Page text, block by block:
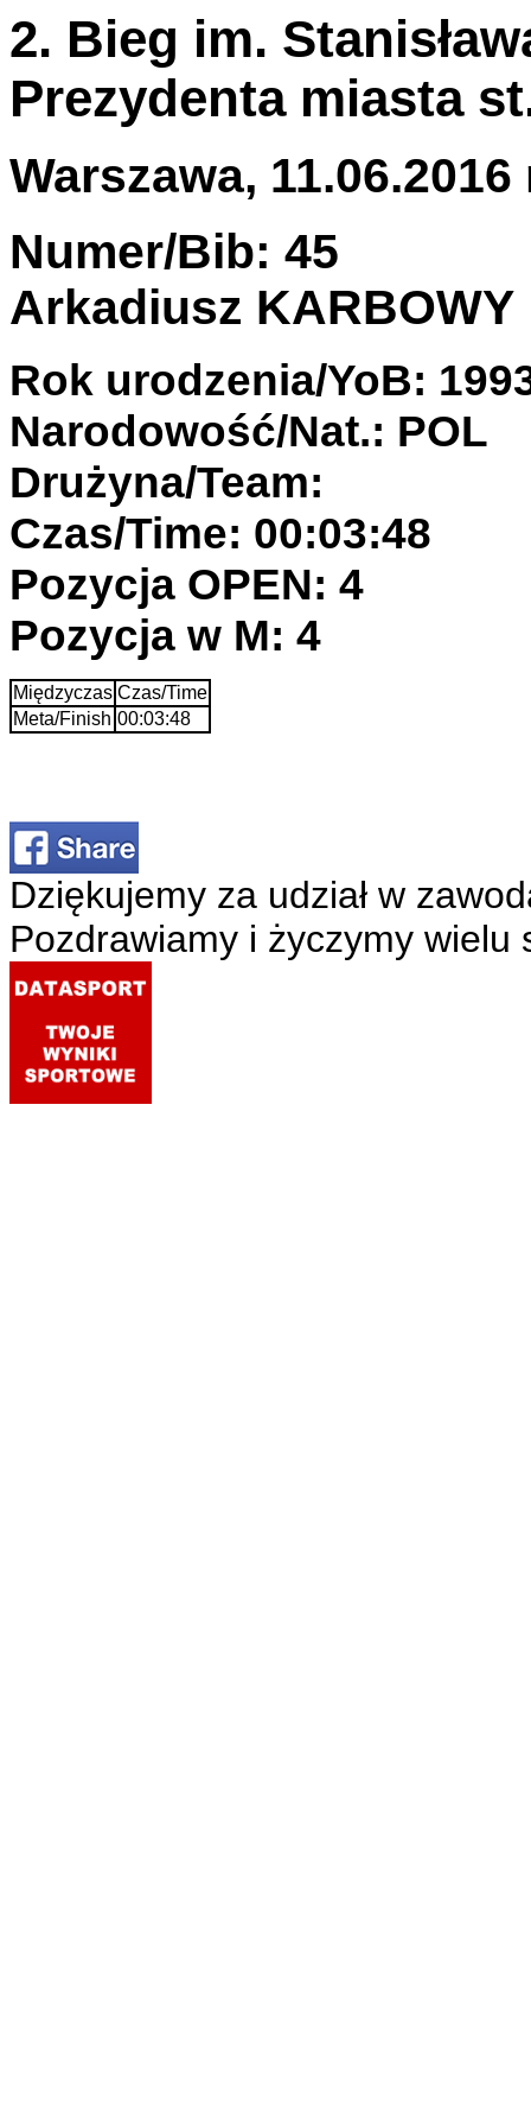
2. Bieg im.
Prezydenta miasta
Warszawa, 11.06.2016
Numer/Bib: 45
Arkadiusz KARBOWY
Rok urodzenia/YoB:
Narodowość/Nat.: POL
Drużyna/Team:
Czas/Time: 00:03:48
Pozycja OPEN: 4
Pozycja w M: 4
Międzyczas Czas/Time
Meta/Finish 00:03:48
Dziękujemy za udział w
Pozdrawiamy i życzymy wielu